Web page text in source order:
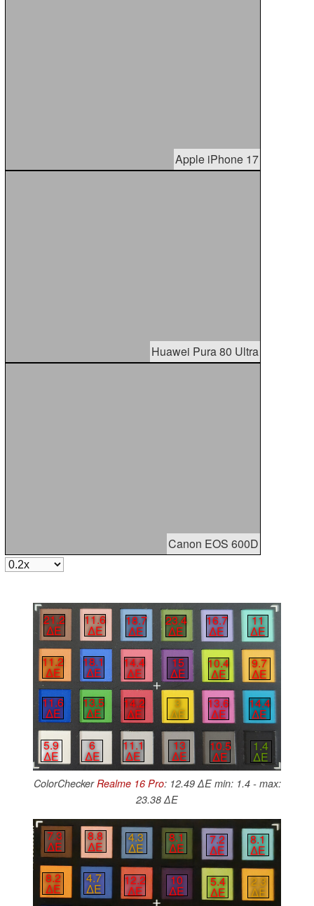
Apple iPhone 17
Huawei Pura 80 Ultra
Canon EOS 600D
21.2
∆E
11.6
∆E
18.7
∆E
23.4
∆E
16.7
∆E
11
∆E
11.2
∆E
18.1
∆E
14.4
∆E
15
∆E
10.4
∆E
9.7
∆E
11.6
∆E
13.5
∆E
14.2
∆E
3
∆E
13.6
∆E
14.4
∆E
5.9
∆E
6
∆E
11.1
∆E
13
∆E
10.5
∆E
1.4
∆E
ColorChecker Realme 16 Pro: 12.49 ∆E min: 1.4 - max:
23.38 ∆E
7.3
∆E
8.8
∆E
4.3
∆E
8.1
∆E
7.2
∆E
8.1
∆E
8.2
∆E
4.7
∆E
12.2
∆E
10
∆E
5.4
∆E
2.3
∆E